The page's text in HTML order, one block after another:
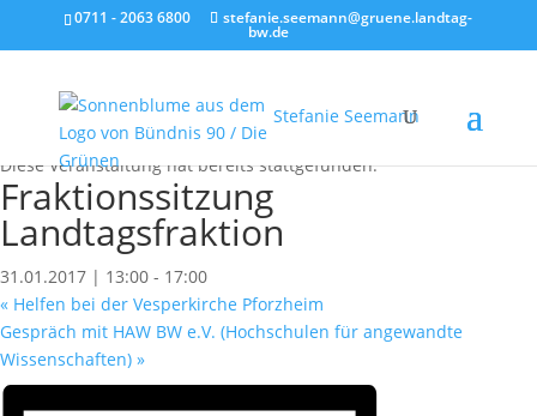
0711 - 2063 6800 stefanie.seemann@gruene.landtag-
bw.de
Stefanie Seemann
« Alle Veranstaltungen
Diese Veranstaltung hat bereits stattgefunden.
Fraktionssitzung
Landtagsfraktion
31.01.2017 | 13:00 - 17:00
« Helfen bei der Vesperkirche Pforzheim
Gespräch mit HAW BW e.V. (Hochschulen für angewandte
Wissenschaften) »